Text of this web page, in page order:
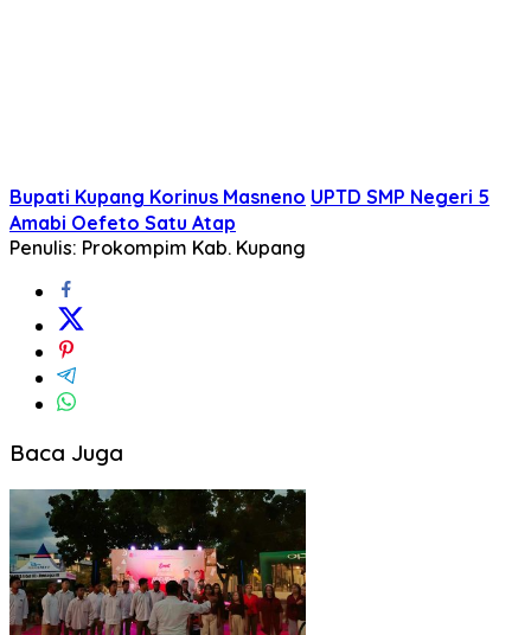
Bupati Kupang Korinus Masneno UPTD SMP Negeri 5
Amabi Oefeto Satu Atap
Penulis: Prokompim Kab. Kupang
Baca Juga